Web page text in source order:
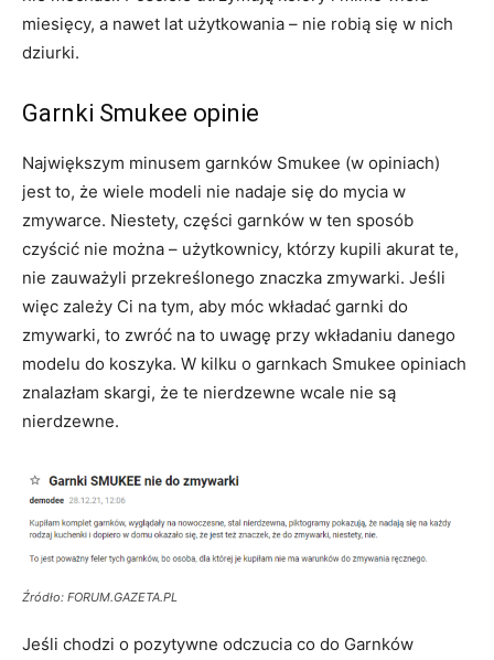
miesięcy, a nawet lat użytkowania – nie robią się w nich
dziurki.
Garnki Smukee opinie
Największym minusem garnków Smukee (w opiniach)
jest to, że wiele modeli nie nadaje się do mycia w
zmywarce. Niestety, części garnków w ten sposób
czyścić nie można – użytkownicy, którzy kupili akurat te,
nie zauważyli przekreślonego znaczka zmywarki. Jeśli
więc zależy Ci na tym, aby móc wkładać garnki do
zmywarki, to zwróć na to uwagę przy wkładaniu danego
modelu do koszyka. W kilku o garnkach Smukee opiniach
znalazłam skargi, że te nierdzewne wcale nie są
nierdzewne.
Źródło: FORUM.GAZETA.PL
Jeśli chodzi o pozytywne odczucia co do Garnków